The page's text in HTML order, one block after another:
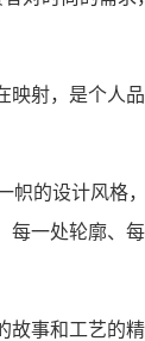
射，是个人品
帜的设计风格
一处轮廓、
事和工艺的